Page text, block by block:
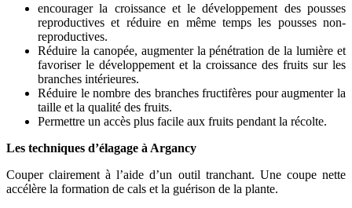
encourager la croissance et le développement des pousses
reproductives et réduire en même temps les pousses non-
reproductives.
Réduire la canopée, augmenter la pénétration de la lumière et
favoriser le développement et la croissance des fruits sur les
branches intérieures.
Réduire le nombre des branches fructifères pour augmenter la
taille et la qualité des fruits.
Permettre un accès plus facile aux fruits pendant la récolte.
Les techniques d’élagage à Argancy
Couper clairement à l’aide d’un outil tranchant. Une coupe nette
accélère la formation de cals et la guérison de la plante.